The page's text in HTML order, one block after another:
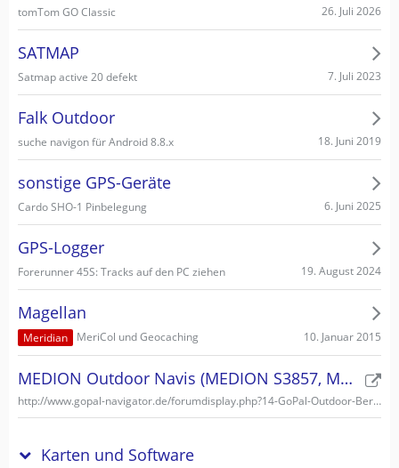
tomTom GO Classic 26. Juli 2026
SATMAP
Satmap active 20 defekt 7. Juli 2023
Falk Outdoor
suche navigon für Android 8.8.x 18. Juni 2019
sonstige GPS-Geräte
Cardo SHO-1 Pinbelegung 6. Juni 2025
GPS-Logger
Forerunner 45S: Tracks auf den PC ziehen 19. August 2024
Magellan
Meridian MeriCol und Geocaching 10. Januar 2015
MEDION Outdoor Navis (MEDION S3857, MEDION S3747)
http://www.gopal-navigator.de/forumdisplay.php?14-GoPal-Outdoor-Bereich
Karten und Software